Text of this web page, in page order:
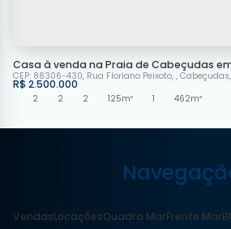
Casa à venda na Praia de Cabeçudas
R$ 2.500.000
CEP: 88306-430, Rua Floriano Peixoto , Cabeçudas
2
2 2 125m² 1 462m²
VendasLocaçõesQuadra MarFrente Mar